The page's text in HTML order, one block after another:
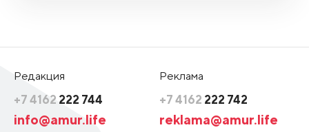
Редакция
+7 4162 222 744
info@amur.life
Реклама
+7 4162 222 742
reklama@amur.life